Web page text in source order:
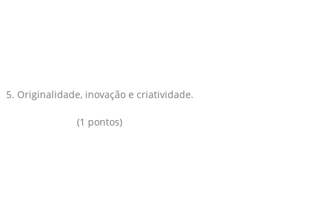
5. Originalidade, inovação e criatividade.
(1 pontos)